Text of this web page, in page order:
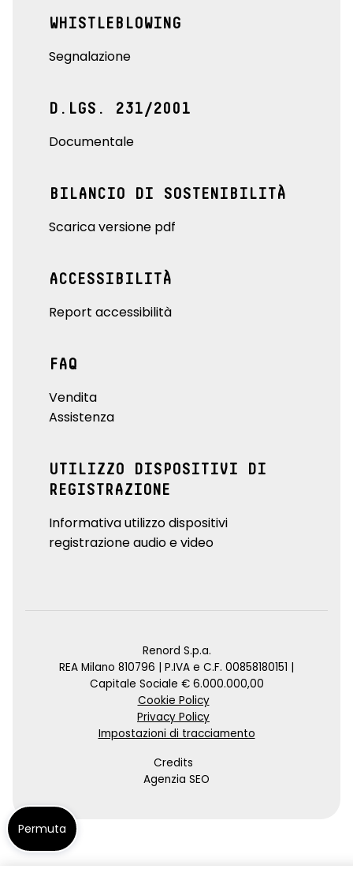
WHISTLEBLOWING
Segnalazione
D.LGS. 231/2001
Documentale
BILANCIO DI SOSTENIBILITÀ
Scarica versione pdf
ACCESSIBILITÀ
Report accessibilità
FAQ
Vendita
Assistenza
UTILIZZO DISPOSITIVI DI
REGISTRAZIONE
Informativa utilizzo dispositivi
registrazione audio e video
Renord S.p.a.
REA Milano 810796 | P.IVA e C.F. 00858180151 |
Capitale Sociale € 6.000.000,00
Cookie Policy
Privacy Policy
Impostazioni di tracciamento
Credits
Agenzia SEO
Permuta